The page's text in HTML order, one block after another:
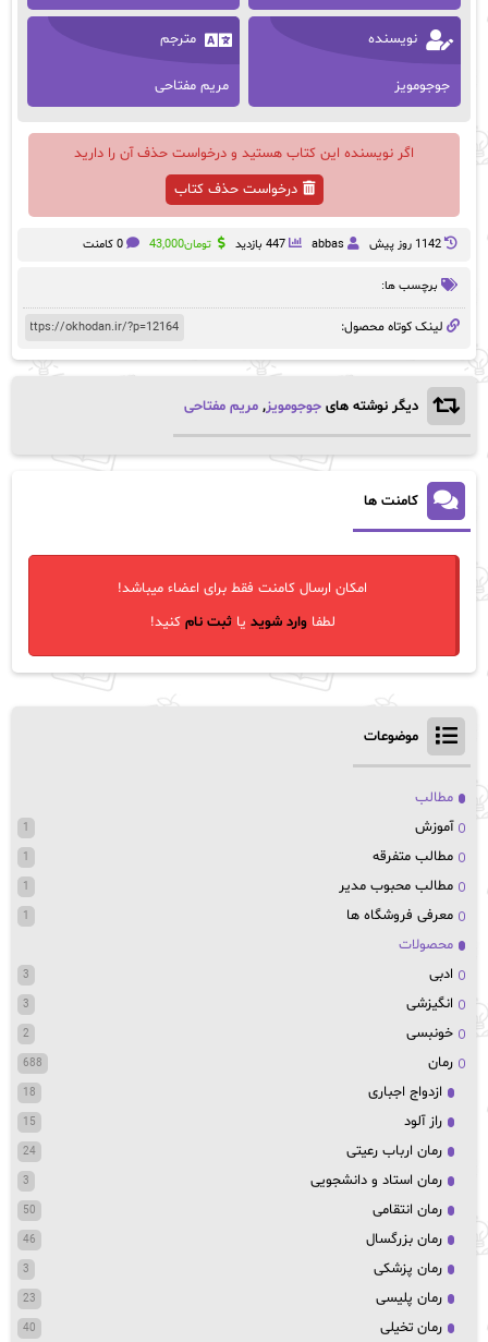
نویسنده
جوجومویز
مترجم
مریم مفتاحی
اگر نویسنده این کتاب هستید و درخواست حذف آن را دارید
درخواست حذف کتاب
1142 روز پيش abbas 447 بازدید تومان43,000 0 کامنت
برچسب ها:
لینک کوتاه محصول:
دیگر نوشته های جوجومویز, مریم مفتاحی
کامنت ها
امکان ارسال کامنت فقط برای اعضاء میباشد!
لطفاوارد شوید یاثبت نام کنید!
موضوعات
مطالب
آموزش
1
مطالب متفرقه 1
مطالب محبوب مدیر 1
معرفی فروشگاه ها 1
محصولات
ادبی
3
انگیزشی 3
خونبسی 2
رمان 688
ازدواج اجباری 18
راز آلود 15
رمان ارباب رعیتی 24
رمان استاد و دانشجویی 3
رمان انتقامی 50
رمان بزرگسال 46
رمان پزشکی 3
رمان پلیسی 23
رمان تخیلی 40